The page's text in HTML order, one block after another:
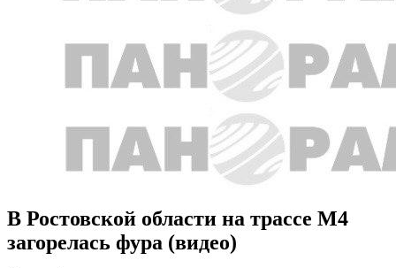
В Ростовской области на трассе М4
загорелась фура (видео)